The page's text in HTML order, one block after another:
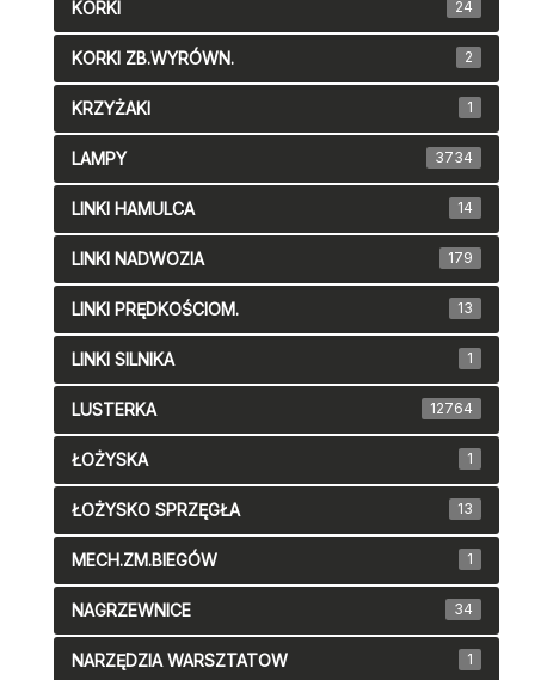
KORKI 24
KORKI ZB.WYRÓWN. 2
KRZYŻAKI 1
LAMPY 3734
LINKI HAMULCA 14
LINKI NADWOZIA 179
LINKI PRĘDKOŚCIOM. 13
LINKI SILNIKA 1
LUSTERKA 12764
ŁOŻYSKA 1
ŁOŻYSKO SPRZĘGŁA 13
MECH.ZM.BIEGÓW 1
NAGRZEWNICE 34
NARZĘDZIA WARSZTATOW 1